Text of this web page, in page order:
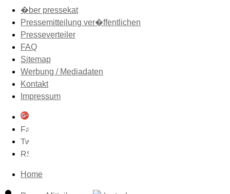
�ber pressekat
Pressemitteilung ver�ffentlichen
Presseverteiler
FAQ
Sitemap
Werbung / Mediadaten
Kontakt
Impressum
Home